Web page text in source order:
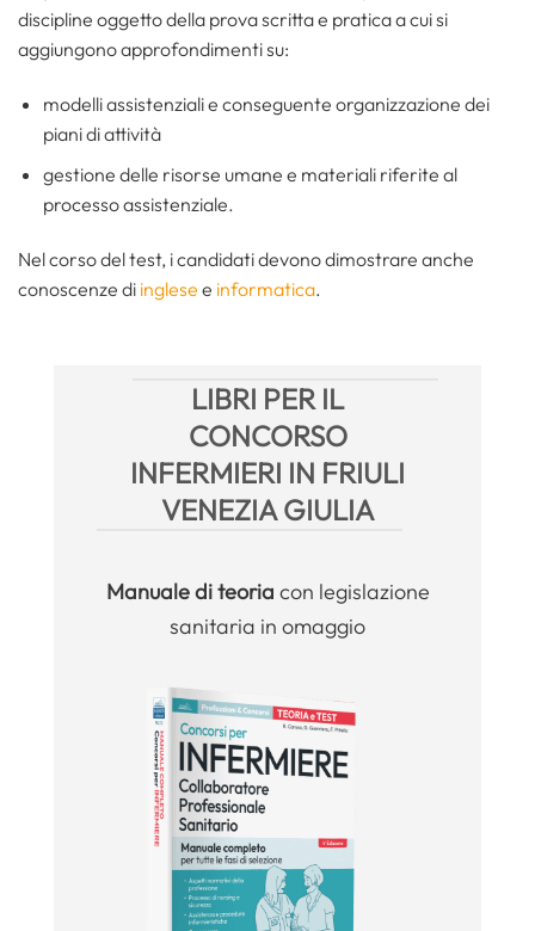
discipline oggetto della prova scritta e pratica a cui si
aggiungono approfondimenti su:
modelli assistenziali e conseguente organizzazione dei
piani di attività
gestione delle risorse umane e materiali riferite al
processo assistenziale.
Nel corso del test, i candidati devono dimostrare anche
conoscenze di inglese e informatica.
LIBRI PER IL
CONCORSO
INFERMIERI IN FRIULI
VENEZIA GIULIA
Manualedi teoria con legislazione
sanitaria in omaggio